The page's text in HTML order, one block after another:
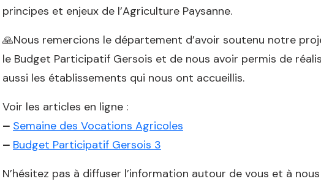
principes et enjeux de l’Agriculture Paysanne.
🙏Nous remercions le département d’avoir soutenu notre
le Budget Participatif Gersois et de nous avoir permis de
aussi les établissements qui nous ont accueillis.
Voir les articles en ligne :
– Semaine des Vocations Agricoles
– Budget Participatif Gersois 3
N’hésitez pas à diffuser l’information autour de vous et à